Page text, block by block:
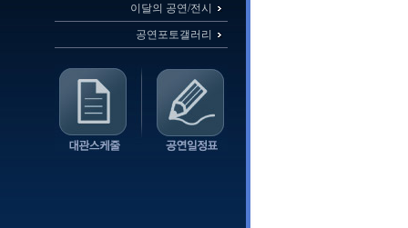
이달의 공연/전시
공연포토갤러리